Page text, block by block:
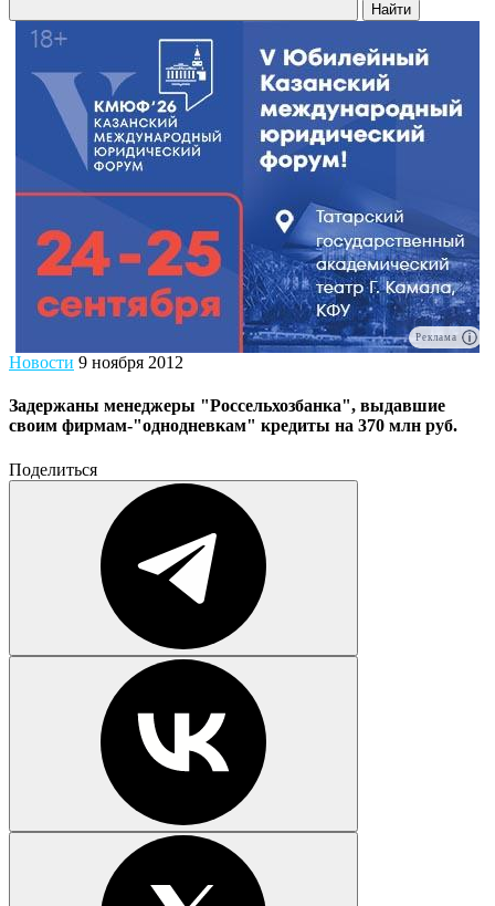
Найти
Реклама
Новости 9 ноября 2012
Задержаны менеджеры "Россельхозбанка", выдавшие
своим фирмам-"однодневкам" кредиты на 370 млн руб.
Поделиться